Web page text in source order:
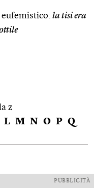
la tisi era
z
L M N O P Q
PUBBLICITÀ